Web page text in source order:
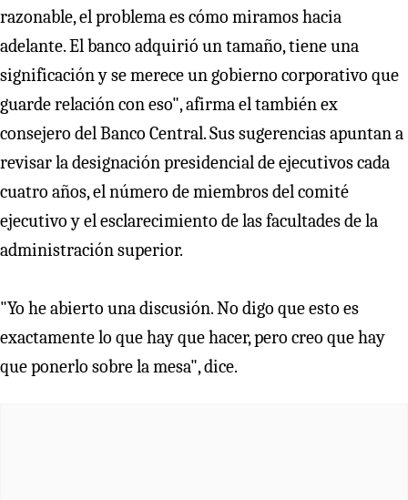
razonable, el problema es cómo miramos hacia
adelante. El banco adquirió un tamaño, tiene una
significación y se merece un gobierno corporativo que
guarde relación con eso", afirma el también ex
consejero del Banco Central. Sus sugerencias apuntan a
revisar la designación presidencial de ejecutivos cada
cuatro años, el número de miembros del comité
ejecutivo y el esclarecimiento de las facultades de la
administración superior.
"Yo he abierto una discusión. No digo que esto es
exactamente lo que hay que hacer, pero creo que hay
que ponerlo sobre la mesa", dice.